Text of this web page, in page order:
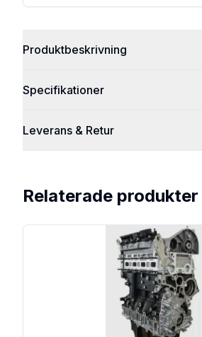
Produktbeskrivning
Specifikationer
Leverans & Retur
Relaterade produkter